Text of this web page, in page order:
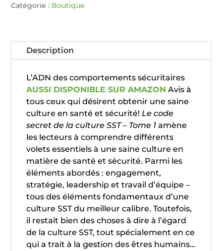
Catégorie : Boutique
Description
L’ADN des comportements sécuritaires
AUSSI DISPONIBLE SUR AMAZON Avis à
tous ceux qui désirent obtenir une saine
culture en santé et sécurité! Le code
secret de la culture SST – Tome 1 amène
les lecteurs à comprendre différents
volets essentiels à une saine culture en
matière de santé et sécurité. Parmi les
éléments abordés : engagement,
stratégie, leadership et travail d’équipe –
tous des éléments fondamentaux d’une
culture SST du meilleur calibre. Toutefois,
il restait bien des choses à dire à l’égard
de la culture SST, tout spécialement en ce
qui a trait à la gestion des êtres humains…